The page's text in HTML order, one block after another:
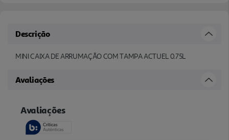
Descrição
MINI CAIXA DE ARRUMAÇÃO COM TAMPA ACTUEL 0.75L
Avaliações